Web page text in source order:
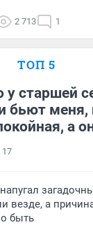
2 713 1
ТОП 5
у старшей
бьют меня,
а
17
везде, а
быть